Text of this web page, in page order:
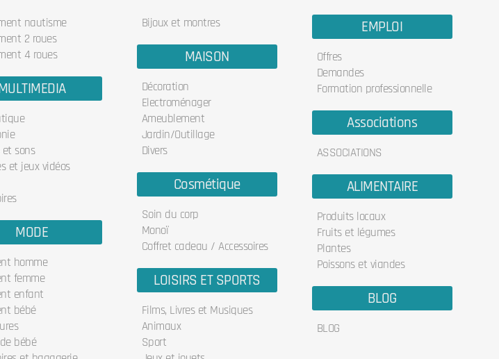
nautisme
2 roues
4 roues
sons
et jeux vidéos
MODE
homme
femme
enfant
bébé
bébé
Bijoux et montres
MAISON
Décoration
Electroménager
Ameublement
Jardin/Outillage
Divers
Cosmétique
Soin du corp
Monoï
Coffret cadeau / Accessoires
LOISIRS ET SPORTS
Films, Livres et Musiques
Animaux
Sport
EMPLOI
Offres
Demandes
Formation professionnelle
Associations
ASSOCIATIONS
ALIMENTAIRE
Produits locaux
Fruits et légumes
Plantes
Poissons et viandes
BLOG
BLOG